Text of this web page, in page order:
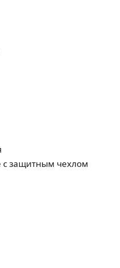
с защитным чехлом